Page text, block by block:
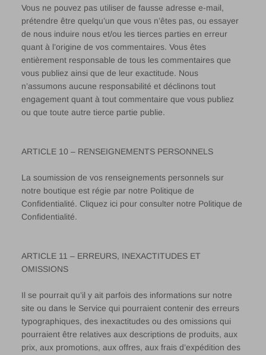
Vous ne pouvez pas utiliser de fausse adresse e-mail,
prétendre être quelqu’un que vous n’êtes pas, ou essayer
de nous induire nous et/ou les tierces parties en erreur
quant à l’origine de vos commentaires. Vous êtes
entièrement responsable de tous les commentaires que
vous publiez ainsi que de leur exactitude. Nous
n’assumons aucune responsabilité et déclinons tout
engagement quant à tout commentaire que vous publiez
ou que toute autre tierce partie publie.
ARTICLE 10 – RENSEIGNEMENTS PERSONNELS
La soumission de vos renseignements personnels sur
notre boutique est régie par notre Politique de
Confidentialité. Cliquez ici pour consulter notre Politique de
Confidentialité.
ARTICLE 11 – ERREURS, INEXACTITUDES ET
OMISSIONS
Il se pourrait qu’il y ait parfois des informations sur notre
site ou dans le Service qui pourraient contenir des erreurs
typographiques, des inexactitudes ou des omissions qui
pourraient être relatives aux descriptions de produits, aux
prix, aux promotions, aux offres, aux frais d’expédition des